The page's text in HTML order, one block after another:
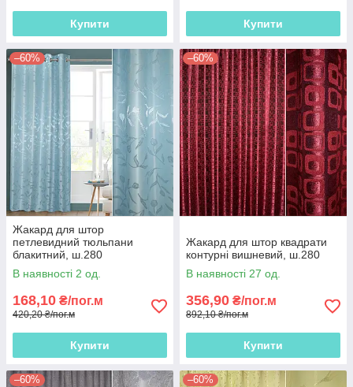
Купити Купити
–60%
Жакард для штор
петлевидний тюльпани
блакитний, ш.280
В наявності 2 од.
168,10 ₴/пог.м
420,20 ₴/пог.м
Купити
–60%
Жакард для штор квадрати
контурні вишневий, ш.280
В наявності 27 од.
356,90 ₴/пог.м
892,10 ₴/пог.м
Купити
–60% –60%